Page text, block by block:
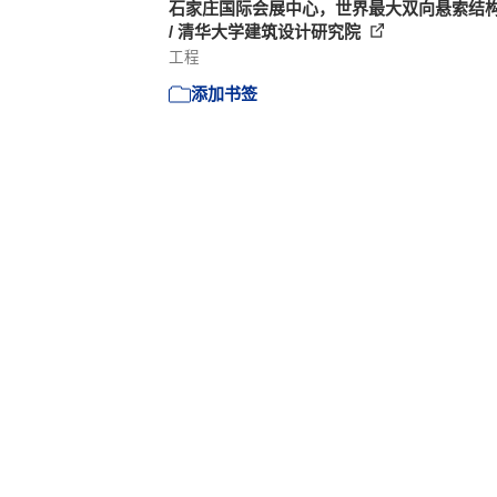
石家庄国际会展中心，世界最大双向悬索结
/ 清华大学建筑设计研究院
工程
添加书签